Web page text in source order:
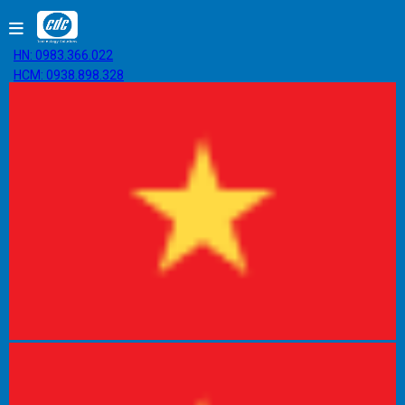
HN: 0983.366.022
HCM: 0938.898.328